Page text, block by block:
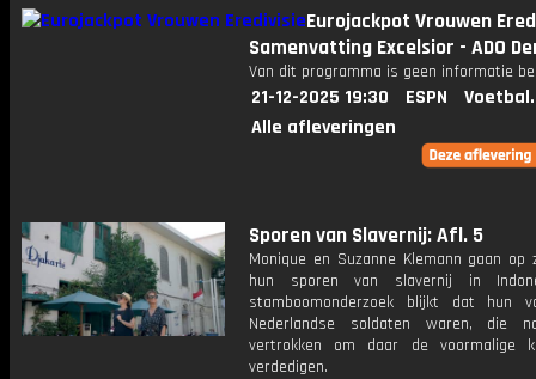
Eurojackpot Vrouwen
Samenvatting Excelsior - ADO
Van dit programma is geen informatie
21-12-2025 19:30 ESPN
Alle afleveringen
Sporen van Slavernij: Afl. 5
Monique en Suzanne Klemann gaan op
hun sporen van slavernij in
stamboomonderzoek blijkt dat hun
Nederlandse soldaten waren, die
vertrokken om daar de voormalige
verdedigen.